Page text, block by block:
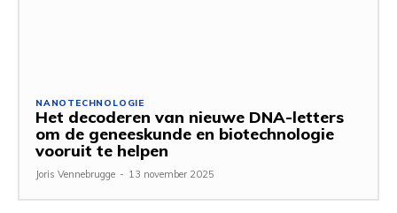
NANOTECHNOLOGIE
Het decoderen van nieuwe DNA-letters
om de geneeskunde en biotechnologie
vooruit te helpen
Joris Vennebrugge - 13 november 2025